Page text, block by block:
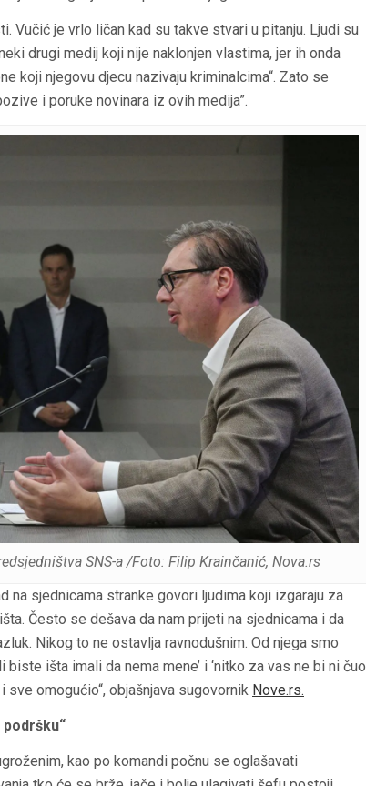
Vučić je vrlo ličan kad su takve stvari u pitanju. Ljudi su
drugi medij koji nije naklonjen vlastima, jer ih onda
koji njegovu djecu nazivaju kriminalcima“. Zato se
i poruke novinara iz ovih medija”.
SNS-a /Foto: Filip Krainčanić, Nova.rs
na sjednicama stranke govori ljudima koji izgaraju za
Često se dešava da nam prijeti na sjednicama i da
Nikog to ne ostavlja ravnodušnim. Od njega smo
išta imali da nema mene’ i ‘nitko za vas ne bi ni čuo
sve omogućio“, objašnjava sugovornik Nove.rs.
kao po komandi počnu se oglašavati